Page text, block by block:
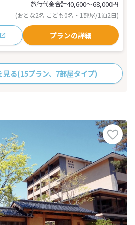
旅行代金合計40,600〜68,000円
(おとな2名 こども0名・1部屋/1泊2日)
プランの詳細
見る(15プラン、7部屋タイプ)